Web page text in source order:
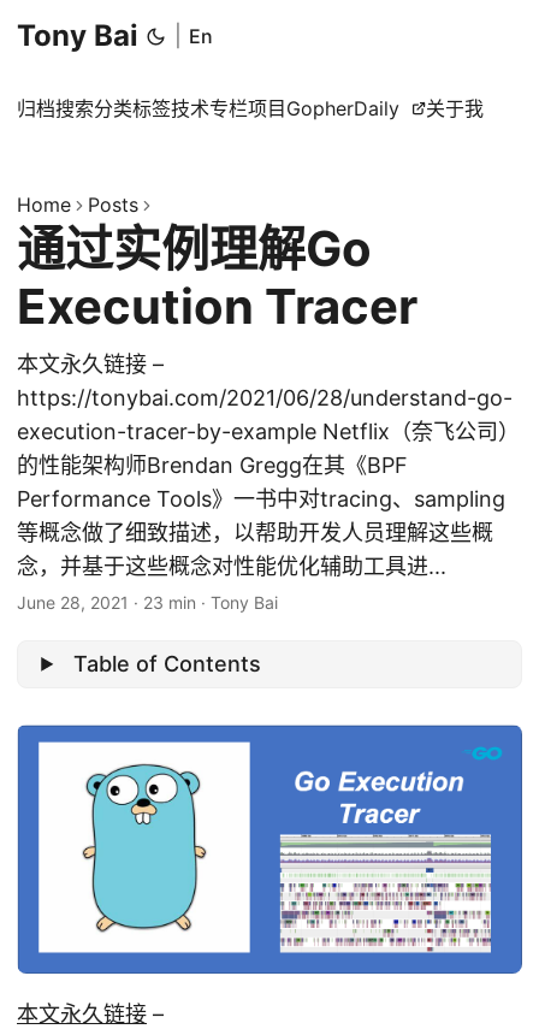
Tony Bai En
归档搜索分类标签技术专栏项目 GopherDaily 关于我
Home Posts
通过实例理解Go
Execution Tracer
本文永久链接 –
https://tonybai.com/2021/06/28/understand-go-
execution-tracer-by-example Netflix（奈飞公司）
的性能架构师Brendan Gregg在其《BPF
Performance Tools》一书中对tracing、sampling
等概念做了细致描述，以帮助开发人员理解这些概
念，并基于这些概念对性能优化辅助工具进...
June 28, 2021 · 23 min · Tony Bai
Table of Contents
本文永久链接 –